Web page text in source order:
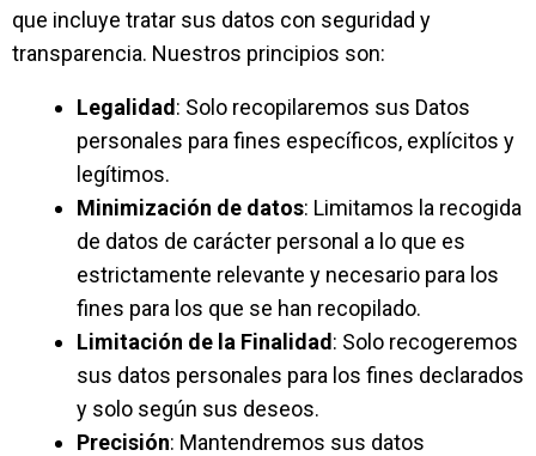
que incluye tratar sus datos con seguridad y
transparencia. Nuestros principios son:
Legalidad : Solo recopilaremos sus Datos
personales para fines específicos, explícitos y
legítimos.
Minimización de datos: Limitamos la recogida
de datos de carácter personal a lo que es
estrictamente relevante y necesario para los
fines para los que se han recopilado.
Limitación de la Finalidad : Solo recogeremos
sus datos personales para los fines declarados
y solo según sus deseos.
Precisión: Mantendremos sus datos